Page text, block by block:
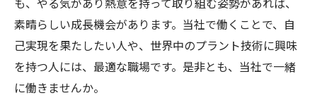
素晴らしい成長機会があります。当社で働くことで、自
己実現を果たしたい人や、世界中のプラント技術に興味
を持つ人には、最適な職場です。是非とも、当社で一緒
に働きませんか。